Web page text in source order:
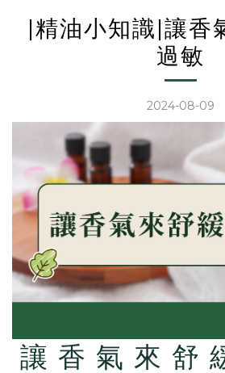
|精油小知識|讓香
過敏
2024-08-09
讓香氣來舒